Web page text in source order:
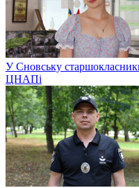
У Сновську
ЦНАПі